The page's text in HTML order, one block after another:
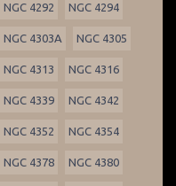
NGC 4292 NGC 4294
NGC 4303A NGC 4305
NGC 4313 NGC 4316
NGC 4339 NGC 4342
NGC 4352 NGC 4354
NGC 4378 NGC 4380